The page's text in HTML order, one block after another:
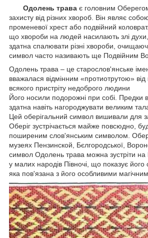
Одолень трава є головним
захисту від різних хвороб. Він являє
променевої хрест або подвійний
що хвороби на людей насилають злі
здатна спалювати різні хвороби,
символ часто називають ще Подвійним
Одолень трава – це старослов'янське
вважалася відмінним «протиотрутою» від
всякого пристріту недоброго людини
Його носили подорожні при собі. Предки
здатна навіть нагороджувати великим
Цей оберігальний символ вишивали для
Оберіг зустрічається майже повсюдно,
поширеним слов'янським символом.
музеях Пензинской, Бєлгородської,
символ Одолень трава можна зустріти на
у малих народів Півночі, що показує його
яка пов'язана з його особливими